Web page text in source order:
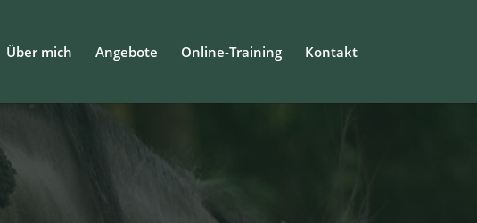
Über mich Angebote Online-Training Kontakt